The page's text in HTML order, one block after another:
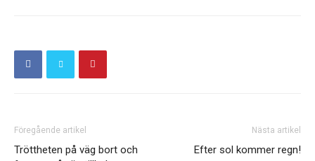
Föregående artikel
Tröttheten på väg bort och
Nästa artikel
Efter sol kommer regn!